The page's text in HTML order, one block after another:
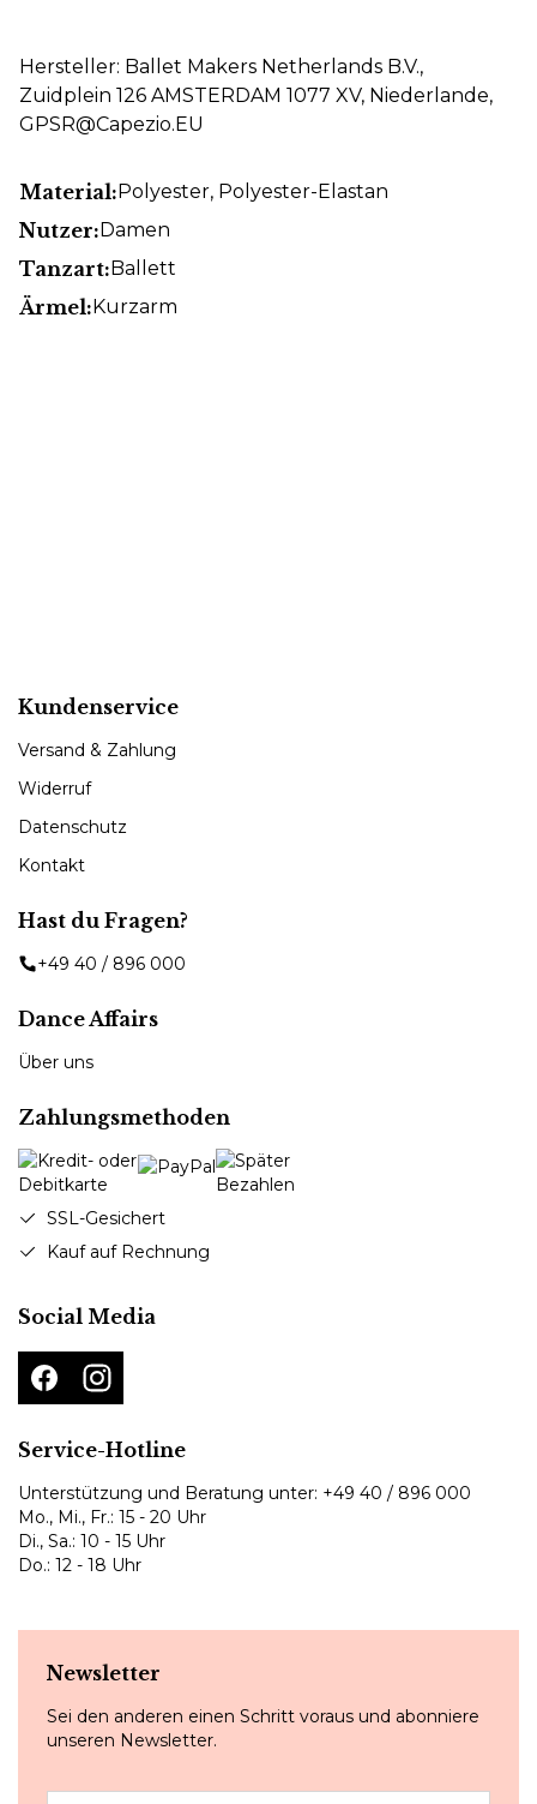
Hersteller: Ballet Makers Netherlands B.V.,
Zuidplein 126 AMSTERDAM 1077 XV, Niederlande,
GPSR@Capezio.EU
Material:Polyester, Polyester-Elastan
Nutzer:Damen
Tanzart:Ballett
Ärmel:Kurzarm
Kundenservice
Versand & Zahlung
Widerruf
Datenschutz
Kontakt
Hast du Fragen?
+49 40 / 896 000
Dance Affairs
Über uns
Zahlungsmethoden
SSL-Gesichert
Kauf auf Rechnung
Social Media
Service-Hotline
Unterstützung und Beratung unter: +49 40 / 896 000
Mo., Mi., Fr.: 15 - 20 Uhr
Di., Sa.: 10 - 15 Uhr
Do.: 12 - 18 Uhr
Newsletter
Sei den anderen einen Schritt voraus und abonniere
unseren Newsletter.